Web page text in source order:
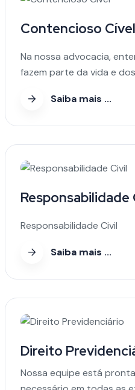
Contencioso Cível
Na nossa advocacia,
fazem parte da vida e
Saiba mais ...
Responsabilidade
Responsabilidade Civil
Saiba mais ...
Direito
Nossa equipe está